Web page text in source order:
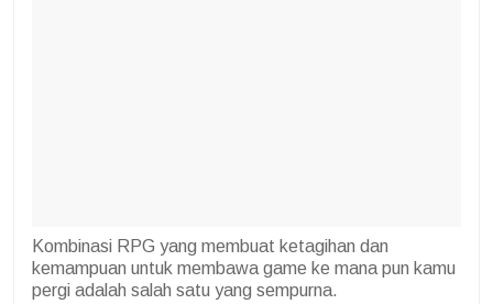
Kombinasi RPG yang membuat ketagihan dan
kemampuan untuk membawa game ke mana pun kamu
pergi adalah salah satu yang sempurna.